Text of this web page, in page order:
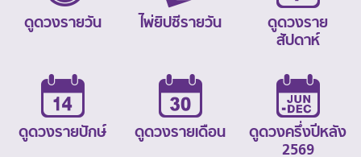
ดูดวงรายวัน ไพ่ยิปซีรายวัน
ดูดวงราย
สัปดาห์
ดูดวงรายปักษ์ ดูดวงรายเดือน
ดูดวงครึ่งปีหลัง
2569